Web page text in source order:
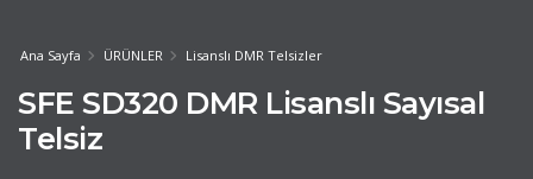
Ana Sayfa ÜRÜNLER Lisanslı DMR Telsizler
SFE SD320 DMR Lisanslı Sayısal
Telsiz